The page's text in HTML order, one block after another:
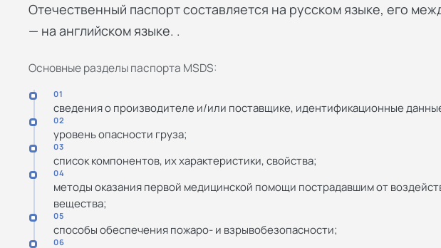
Отечественный паспорт составляется на русском языке, его
— на английском языке. .
Основные разделы паспорта MSDS:
01
сведения о производителе и/или поставщике, идентификационные
02
уровень опасности груза;
03
список компонентов, их характеристики, свойства;
04
методы оказания первой медицинской помощи пострадавшим от
вещества;
05
способы обеспечения пожаро- и взрывобезопасности;
06